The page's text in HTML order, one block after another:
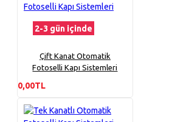
2-3 gün içinde
Çift Kanat Otomatik
Fotoselli Kapı Sistemleri
0,00TL